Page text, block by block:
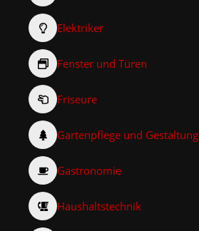
Elektriker
Fenster und Türen
Friseure
Gartenpflege und Gestaltung
Gastronomie
Haushaltstechnik